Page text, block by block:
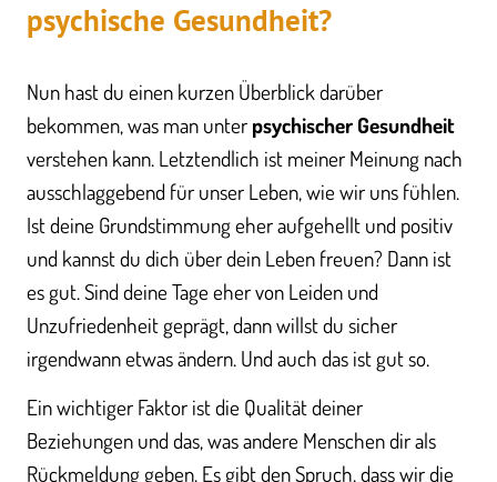
psychische Gesundheit?
Nun hast du einen kurzen Überblick darüber
bekommen, was man unter psychischer Gesundheit
verstehen kann. Letztendlich ist meiner Meinung nach
ausschlaggebend für unser Leben, wie wir uns fühlen.
Ist deine Grundstimmung eher aufgehellt und positiv
und kannst du dich über dein Leben freuen? Dann ist
es gut. Sind deine Tage eher von Leiden und
Unzufriedenheit geprägt, dann willst du sicher
irgendwann etwas ändern. Und auch das ist gut so.
Ein wichtiger Faktor ist die Qualität deiner
Beziehungen und das, was andere Menschen dir als
Rückmeldung geben. Es gibt den Spruch, dass wir die